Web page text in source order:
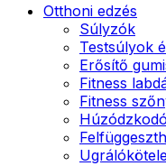
Otthoni edzés
Súlyzók
Testsúlyok
Erősítő
Fitness
Fitness